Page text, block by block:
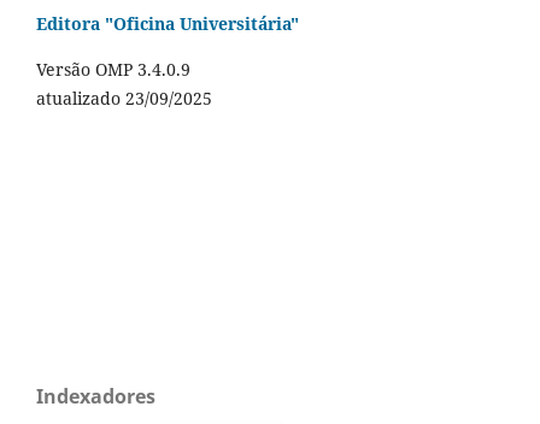
Editora "Oficina Universitária"
Versão OMP 3.4.0.9
atualizado 23/09/2025
Indexadores